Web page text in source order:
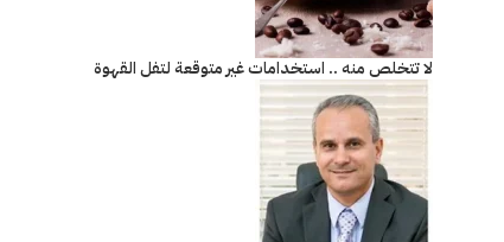
لا تتخلص منه .. استخدامات غير متوقعة لتفل القهوة